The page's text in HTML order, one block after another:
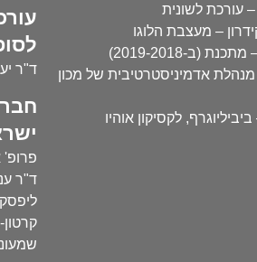
– עורכת לשונית
– מעצבת הלוגו
(ב-2019-2018)
– מנהלת אדמיניסטרטיבית של מכון
ביביליוגרף, לקסיקון אוהיו
ד"ר
פרופ'
ד"ר